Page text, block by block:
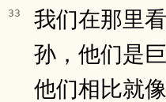
33
我们在那里
孙，他们是
他们相比就